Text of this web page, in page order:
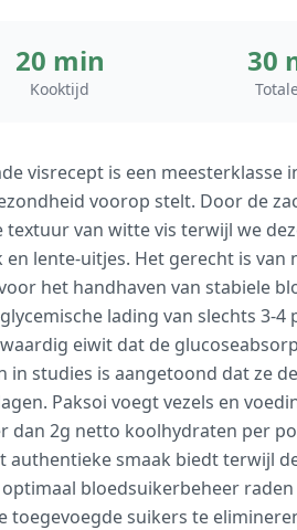
20 min
Kooktijd
30
visrecept is een meesterklasse
voorop stelt. Door de
van witte vis terwijl we
lente-uitjes. Het gerecht is
het handhaven van stabiele
lading van slechts
eiwit dat de
studies is aangetoond dat ze
Paksoi voegt vezels en
2g netto koolhydraten per
smaak biedt terwijl
bloedsuikerbeheer
toegevoegde suikers te